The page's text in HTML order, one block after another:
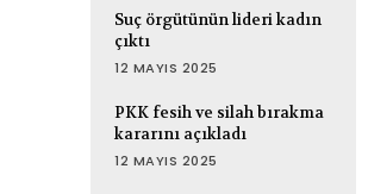
Suç örgütünün lideri kadın
çıktı
12 MAYIS 2025
PKK fesih ve silah bırakma
kararını açıkladı
12 MAYIS 2025